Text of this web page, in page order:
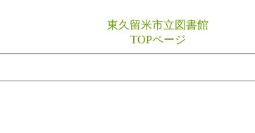
東久留米市立図書館
TOPページ